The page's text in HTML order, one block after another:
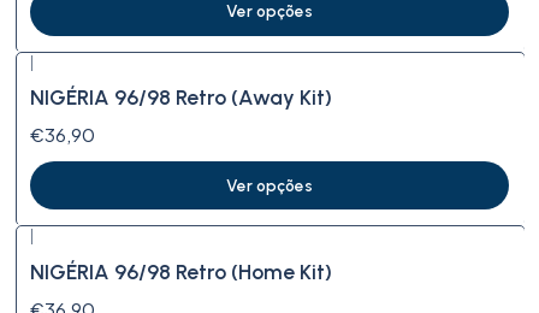
Ver opções
NIGÉRIA 96/98 Retro (Away Kit)
€36,90
Ver opções
NIGÉRIA 96/98 Retro (Home Kit)
€36,90